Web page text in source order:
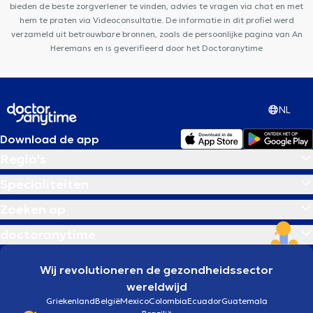
bieden de beste zorgverlener te vinden, advies te vragen via chat en met
hem te praten via Videoconsultatie. De informatie in dit profiel werd
verzameld uit betrouwbare bronnen, zoals de persoonlijke pagina van An
Heremans en is geverifieerd door het Doctoranytime
NL
Download de app
Wij revolutioneren de gezondheidssector
wereldwijd
GriekenlandBelgiëMexicoColombiaEcuadorGuatemala